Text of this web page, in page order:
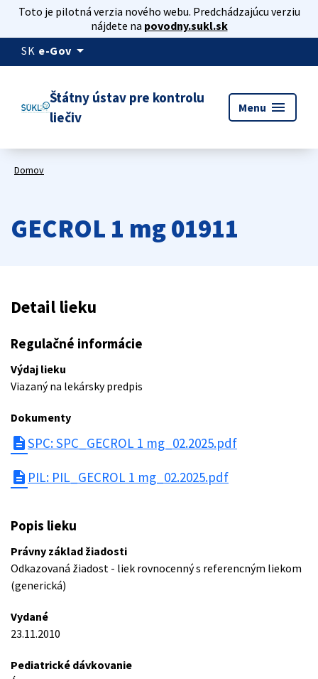
Toto je pilotná verzia nového webu. Predchádzajúcu verziu
nájdete na povodny.sukl.sk
SK e-Gov arrow_drop_down
Štátny ústav pre kontrolu
liečiv
Menu menu
Domov
GECROL 1 mg 01911
Detail lieku
Regulačné informácie
Výdaj lieku
Viazaný na lekársky predpis
Dokumenty
descriptionSPC: SPC_GECROL 1 mg_02.2025.pdf
description PIL: PIL_GECROL 1 mg_02.2025.pdf
Popis lieku
Právny základ žiadosti
Odkazovaná žiadost - liek rovnocenný s referencným liekom
(generická)
Vydané
23.11.2010
Pediatrické dávkovanie